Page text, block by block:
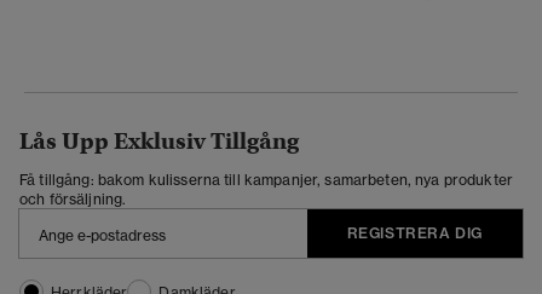
Lås Upp Exklusiv Tillgång
Få tillgång: bakom kulisserna till kampanjer, samarbeten, nya produkter
och försäljning.
REGISTRERA DIG